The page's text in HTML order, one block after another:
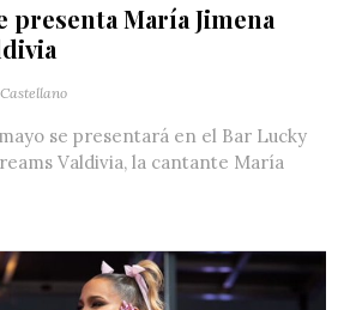
presenta María Jimena
se presentará en el Bar Lucky
Valdivia, la cantante María